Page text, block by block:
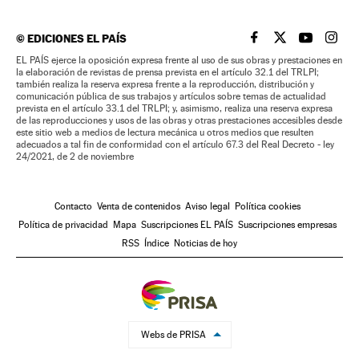
©EDICIONES EL PAÍS EL PAÍS BRASIL EN
EL PAÍSEL PAÍS
EL
EL PAÍS ejerce la oposición expresa frente al uso de sus obras y prestaciones en
la elaboración de revistas de prensa prevista en el artículo 32.1 del TRLPI;
también realiza la reserva expresa frente a la reproducción, distribución y
comunicación pública de sus trabajos y artículos sobre temas de actualidad
prevista en el artículo 33.1 del TRLPI; y, asimismo, realiza una reserva expresa
de las reproducciones y usos de las obras y otras prestaciones accesibles desde
este sitio web a medios de lectura mecánica u otros medios que resulten
adecuados a tal fin de conformidad con el artículo 67.3 del Real Decreto - ley
24/2021, de 2 de noviembre
Contacto Venta de contenidos Aviso legal Política cookies
Política de privacidad Mapa Suscripciones EL PAÍS Suscripciones empresas
RSS Índice Noticias de hoy
Webs de PRISA